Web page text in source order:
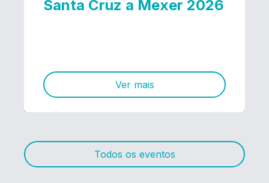
Santa Cruz a Mexer 2026
Ver mais
Todos os eventos